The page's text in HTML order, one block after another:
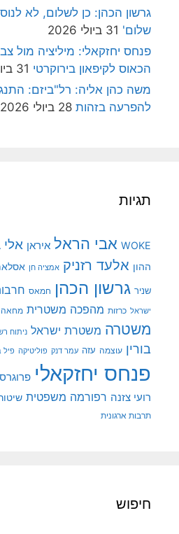
גרשון הכהן: כן לשלום, לא
שלום' 31 ביולי 2026
פנחס יחזקאלי: מיליציה מול
הכאוס לקיפאון בירוקרטי 31 ביולי 2026
משה כהן אליה: רל"ביזם:
להפרעה בזהות 28 ביולי 2026
תגיות
WOKE אבי הראל איראן אלי
ההון אלעד רזניק אמציה חן
שניר גרשון הכהן חמאס
ישראל כרזות מהפכה משטרית מחאה
משטרה משטרת ישראל ניתוח
בורין עוצמה עזה עמר דנק פוליטיקה פיל
פנחס יחזקאלי פרוגרס
רועי צזנה רפורמה משפטית
תרבות ארגונית
חיפוש